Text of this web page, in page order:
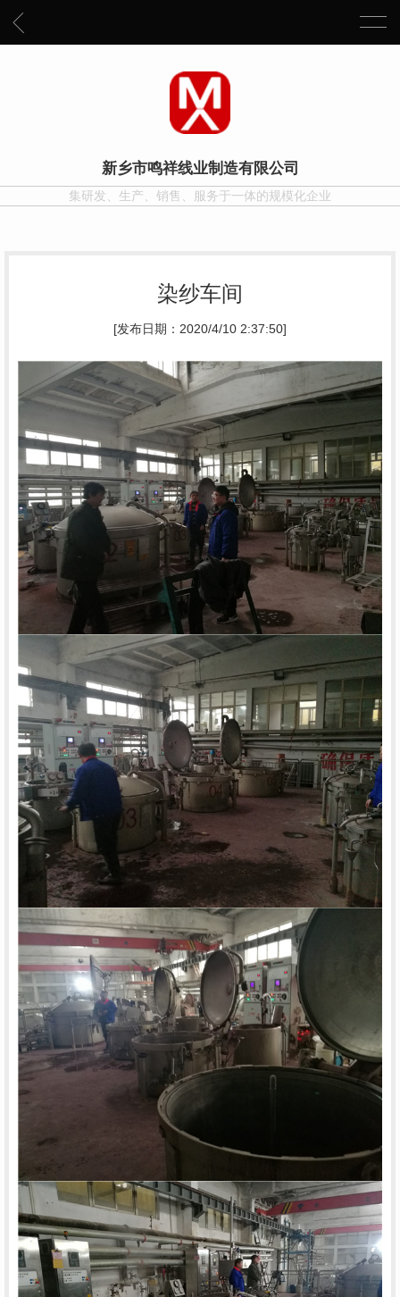
新乡市鸣祥线业制造有限公司
集研发、生产、销售、服务于一体的规模化企业
染纱车间
[发布日期：2020/4/10 2:37:50]